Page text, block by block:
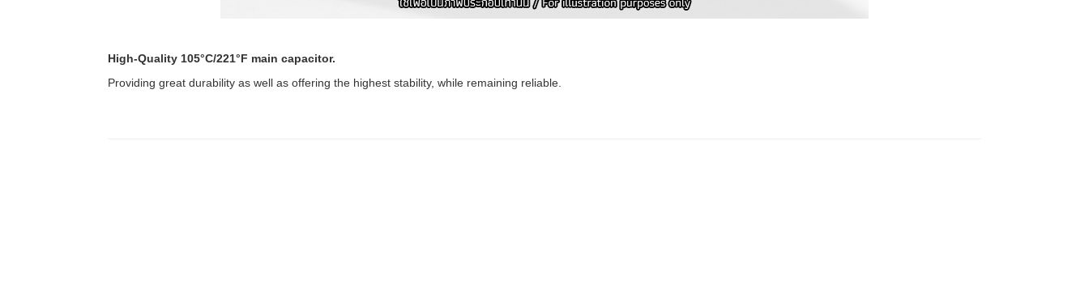
High-Quality 105°C/221°F main capacitor.
Providing great durability as well as offering the highest stability, while remaining reliable.